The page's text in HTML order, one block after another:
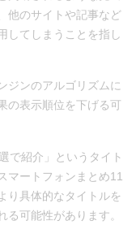
他のサイトや記事など
してしまうことを指し
ジンのアルゴリズムに
の表示順位を下げる可
で紹介」というタイト
マートフォンまとめ11
り具体的なタイトルを
可能性があります。